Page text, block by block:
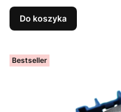
Do koszyka
Bestseller